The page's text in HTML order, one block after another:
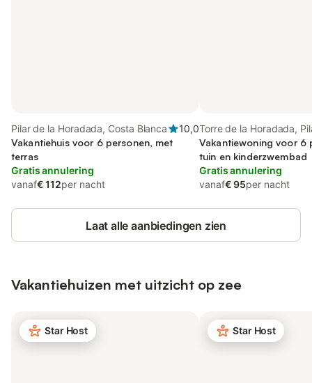
Pilar de la Horadada, Costa Blanca
10,0
Vakantiehuis voor 6 personen, met
terras
Gratis annulering
vanaf€ 112per nacht
Torre de la Horadada,
Horadada
Vakantiewoning voor 6
tuin en kinderzwembad
Gratis annulering
vanaf€ 95per nacht
Laat alle aanbiedingen zien
Vakantiehuizen met uitzicht op zee
Star Host Star Host